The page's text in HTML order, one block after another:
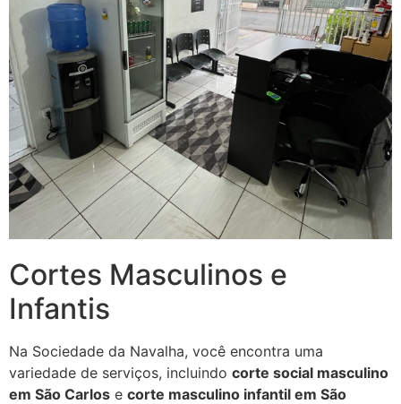
Cortes Masculinos e
Infantis
Na Sociedade da Navalha, você encontra uma
variedade de serviços, incluindo corte social masculino
em São Carlos e corte masculino infantil em São